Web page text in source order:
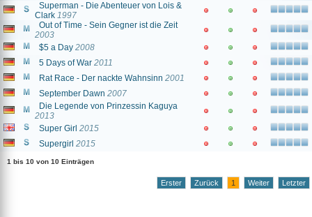
Superman - Die Abenteuer von Lois &
Clark 1997
Out of Time - Sein Gegner ist die Zeit
2003
$5 a Day 2008
5 Days of War 2011
Rat Race - Der nackte Wahnsinn 2001
September Dawn 2007
Die Legende von Prinzessin Kaguya
2013
Super Girl 2015
Supergirl 2015
1 bis 10 von 10 Einträgen
Erster Zurück 1 Weiter Letzter